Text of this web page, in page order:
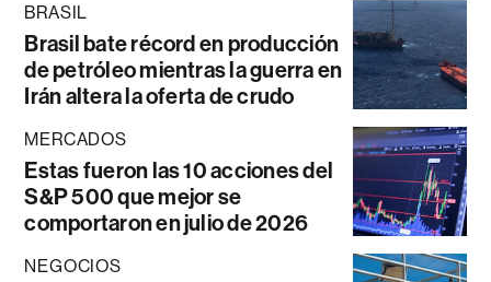
BRASIL
Brasil bate récord en producción
de petróleo mientras la guerra en
Irán altera la oferta de crudo
MERCADOS
Estas fueron las 10 acciones del
S&P 500 que mejor se
comportaron en julio de 2026
NEGOCIOS